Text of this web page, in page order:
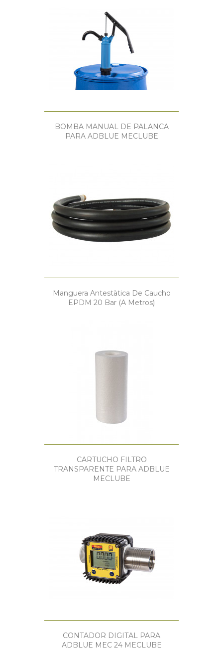
BOMBA MANUAL DE PALANCA
PARA ADBLUE MECLUBE
Manguera Antestàtica De Caucho
EPDM 20 Bar (a Metros)
CARTUCHO FILTRO
TRANSPARENTE PARA ADBLUE
MECLUBE
CONTADOR DIGITAL PARA
ADBLUE MEC 24 MECLUBE